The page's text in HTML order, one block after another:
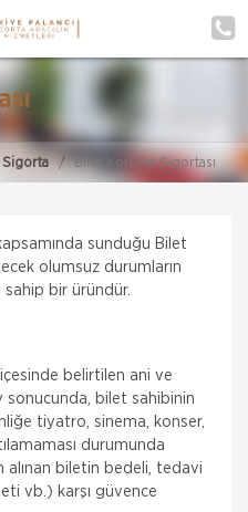
Sigorta Bilet Koruma Sigortası
sunduğu Bilet
olumsuz durumların
bir üründür.
belirtilen ani ve
sonucunda, bilet sahibinin
tiyatro, sinema, konser,
durumunda
alınan biletin bedeli, tedavi
vb.) karşı güvence
özel sağlık
ve tedavi giderleriniz